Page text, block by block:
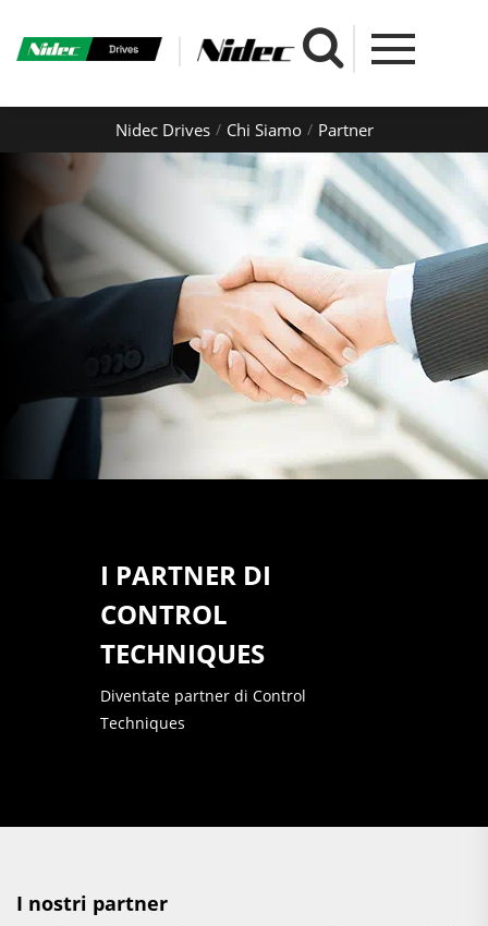
Nidec Drives Chi Siamo Partner
I PARTNER DI
CONTROL
TECHNIQUES
Diventate partner di Control
Techniques
I nostri partner